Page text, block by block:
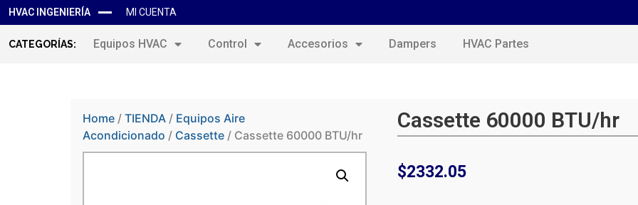
HVAC INGENIERÍA MI CUENTA
CATEGORÍAS: Equipos HVAC Control Accesorios Dampers HVAC Partes
Home / TIENDA / Equipos Aire
Acondicionado / Cassette / Cassette 60000 BTU/hr
Cassette 60000 BTU/hr
$2332.05